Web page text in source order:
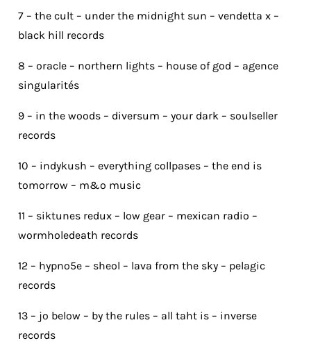
7 – the cult – under the midnight sun – vendetta x –
black hill records
8 – oracle – northern lights – house of god – agence
singularités
9 – in the woods – diversum – your dark – soulseller
records
10 – indykush – everything collpases – the end is
tomorrow – m&o music
11 – siktunes redux – low gear – mexican radio –
wormholedeath records
12 – hypno5e – sheol – lava from the sky – pelagic
records
13 – jo below – by the rules – all taht is – inverse
records